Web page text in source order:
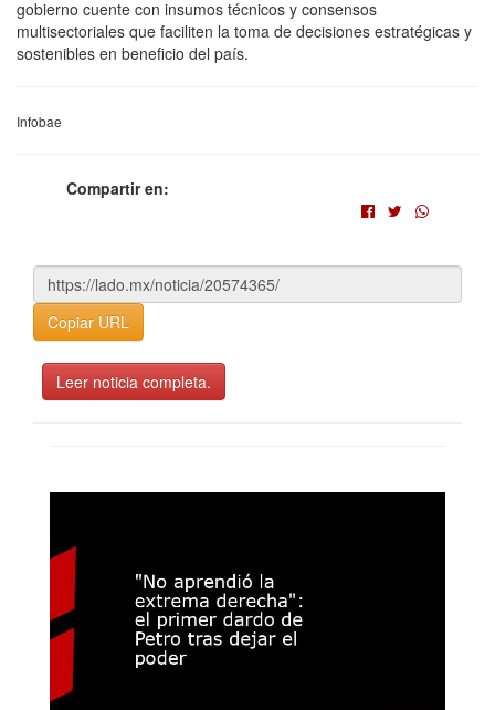
gobierno cuente con insumos técnicos y consensos
multisectoriales que faciliten la toma de decisiones estratégicas y
sostenibles en beneficio del país.
Infobae
Compartir en:
Copiar URL
Leer noticia completa.